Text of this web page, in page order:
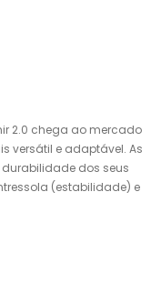
2.0 chega ao mercado
versátil e adaptável. As
dos seus
(estabilidade) e